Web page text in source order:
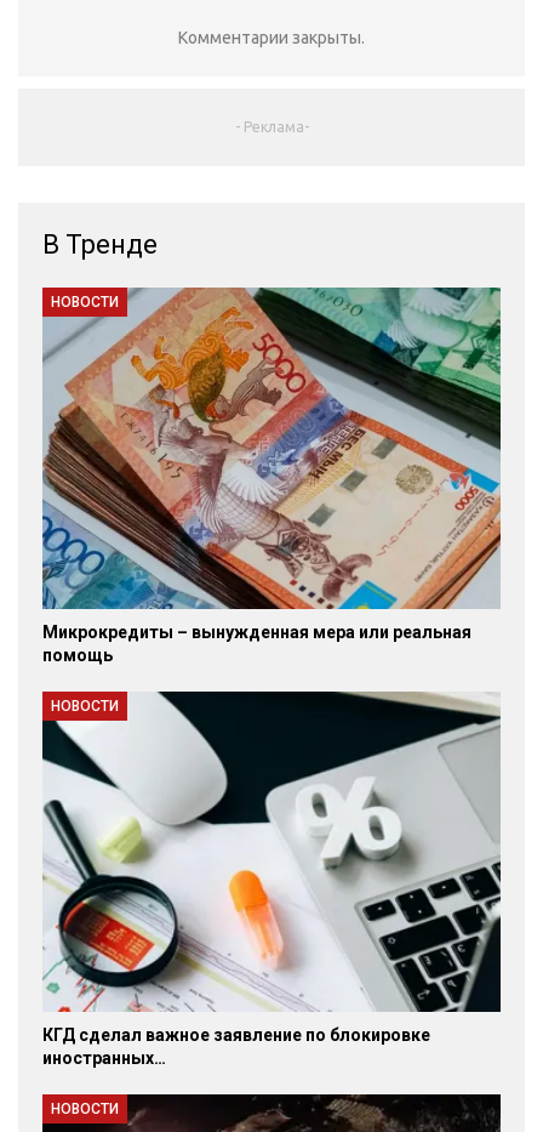
Комментарии закрыты.
- Реклама-
В Тренде
НОВОСТИ
Микрокредиты – вынужденная мера или реальная
помощь
НОВОСТИ
КГД сделал важное заявление по блокировке
иностранных…
НОВОСТИ